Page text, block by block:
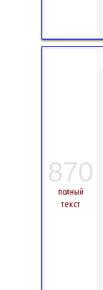
870
полный
текст